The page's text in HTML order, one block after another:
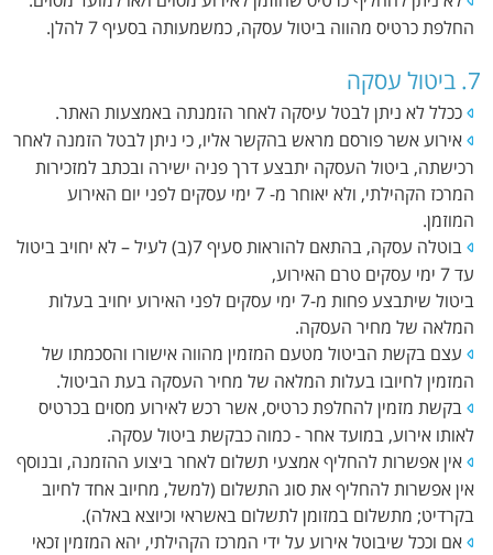
החלפת כרטיס מהווה ביטול עסקה, כמשמעותה בסעיף 7 להלן.
7. ביטול עסקה
ככלל לא ניתן לבטל עיסקה לאחר הזמנתה באמצעות האתר.
אירוע אשר פורסם מראש בהקשר אליו, כי ניתן לבטל הזמנה לאחר
רכישתה, ביטול העסקה יתבצע דרך פניה ישירה ובכתב למזכירות
המרכז הקהילתי, ולא יאוחר מ- 7 ימי עסקים לפני יום האירוע
המוזמן.
בוטלה עסקה, בהתאם להוראות סעיף 7(ב) לעיל – לא יחויב ביטול
עד 7 ימי עסקים טרם האירוע,
ביטול שיתבצע פחות מ-7 ימי עסקים לפני האירוע יחויב בעלות
המלאה של מחיר העסקה.
עצם בקשת הביטול מטעם המזמין מהווה אישורו והסכמתו של
המזמין לחיובו בעלות המלאה של מחיר העסקה בעת הביטול.
בקשת מזמין להחלפת כרטיס, אשר רכש לאירוע מסוים בכרטיס
לאותו אירוע, במועד אחר - כמוה כבקשת ביטול עסקה.
אין אפשרות להחליף אמצעי תשלום לאחר ביצוע ההזמנה, ובנוסף
אין אפשרות להחליף את סוג התשלום (למשל, מחיוב אחד לחיוב
בקרדיט; מתשלום במזומן לתשלום באשראי וכיוצא באלה).
אם וככל שיבוטל אירוע על ידי המרכז הקהילתי, יהא המזמין זכאי